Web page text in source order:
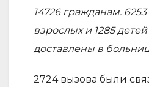
14726 гражданам.
взрослых и 1285
доставлены в
2724 вызова были